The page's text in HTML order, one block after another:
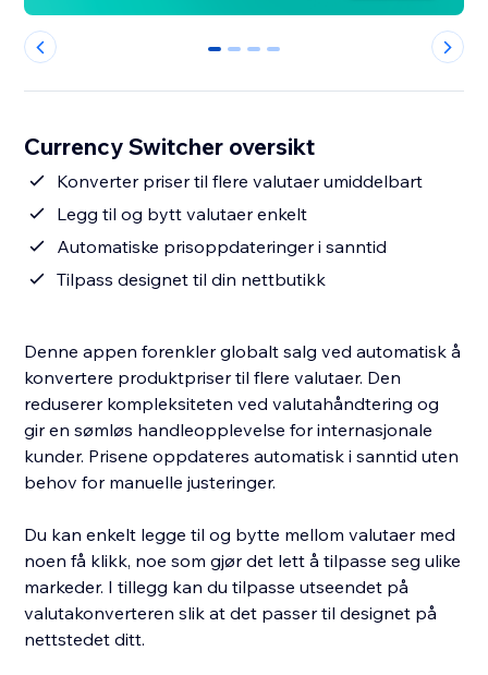
0 1 2 3
Currency Switcher oversikt
Konverter priser til flere valutaer umiddelbart
Legg til og bytt valutaer enkelt
Automatiske prisoppdateringer i sanntid
Tilpass designet til din nettbutikk
Denne appen forenkler globalt salg ved automatisk å
konvertere produktpriser til flere valutaer. Den
reduserer kompleksiteten ved valutahåndtering og
gir en sømløs handleopplevelse for internasjonale
kunder. Prisene oppdateres automatisk i sanntid uten
behov for manuelle justeringer.
Du kan enkelt legge til og bytte mellom valutaer med
noen få klikk, noe som gjør det lett å tilpasse seg ulike
markeder. I tillegg kan du tilpasse utseendet på
valutakonverteren slik at det passer til designet på
nettstedet ditt.